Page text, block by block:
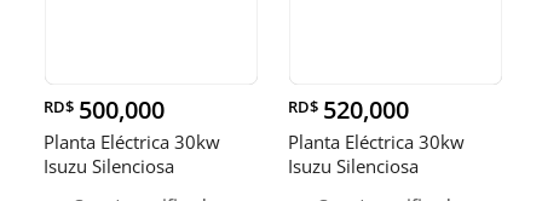
RD$ 500,000
Planta Eléctrica 30kw
Isuzu Silenciosa
RD$ 520,000
Planta Eléctrica 30kw
Isuzu Silenciosa